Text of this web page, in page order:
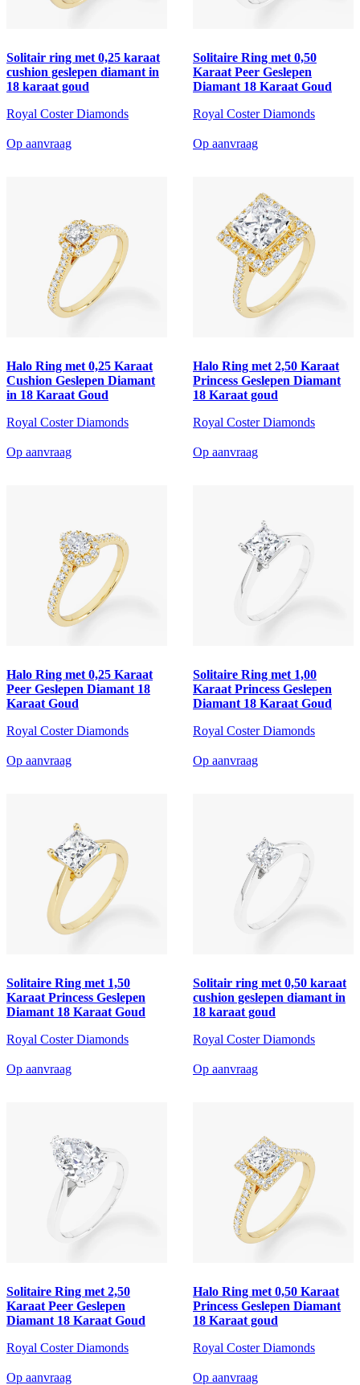
Solitair ring met 0,25 karaat
cushion geslepen diamant in
18 karaat goud
Royal Coster Diamonds
Op aanvraag
Solitaire Ring met 0,50
Karaat Peer Geslepen
Diamant 18 Karaat Goud
Royal Coster Diamonds
Op aanvraag
Halo Ring met 0,25 Karaat
Cushion Geslepen Diamant
in 18 Karaat Goud
Royal Coster Diamonds
Op aanvraag
Halo Ring met 2,50 Karaat
Princess Geslepen Diamant
18 Karaat goud
Royal Coster Diamonds
Op aanvraag
Halo Ring met 0,25 Karaat
Peer Geslepen Diamant 18
Karaat Goud
Royal Coster Diamonds
Op aanvraag
Solitaire Ring met 1,00
Karaat Princess Geslepen
Diamant 18 Karaat Goud
Royal Coster Diamonds
Op aanvraag
Solitaire Ring met 1,50
Karaat Princess Geslepen
Diamant 18 Karaat Goud
Royal Coster Diamonds
Op aanvraag
Solitair ring met 0,50 karaat
cushion geslepen diamant in
18 karaat goud
Royal Coster Diamonds
Op aanvraag
Solitaire Ring met 2,50
Karaat Peer Geslepen
Diamant 18 Karaat Goud
Royal Coster Diamonds
Op aanvraag
Halo Ring met 0,50 Karaat
Princess Geslepen Diamant
18 Karaat goud
Royal Coster Diamonds
Op aanvraag